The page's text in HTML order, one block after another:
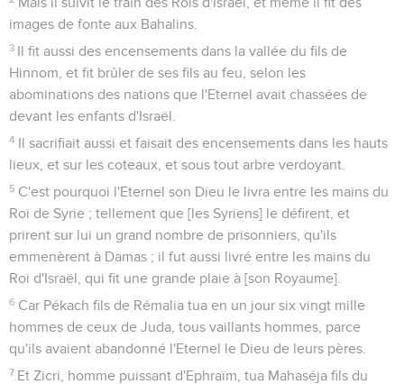
images de fonte aux Bahalins.
3 Il fit aussi des encensements dans la vallée du fils de
Hinnom, et fit brûler de ses fils au feu, selon les
abominations des nations que l'Eternel avait chassées de
devant les enfants d'Israël.
4 Il sacrifiait aussi et faisait des encensements dans les hauts
lieux, et sur les coteaux, et sous tout arbre verdoyant.
5 C'est pourquoi l'Eternel son Dieu le livra entre les mains du
Roi de Syrie ; tellement que [les Syriens] le défirent, et
prirent sur lui un grand nombre de prisonniers, qu'ils
emmenèrent à Damas ; il fut aussi livré entre les mains du
Roi d'Israël, qui fit une grande plaie à [son Royaume].
6 Car Pékach fils de Rémalia tua en un jour six vingt mille
hommes de ceux de Juda, tous vaillants hommes, parce
qu'ils avaient abandonné l'Eternel le Dieu de leurs pères.
7 Et Zicri, homme puissant d'Ephraïm, tua Mahaséja fils du